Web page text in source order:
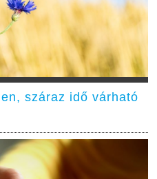
száraz idő várható